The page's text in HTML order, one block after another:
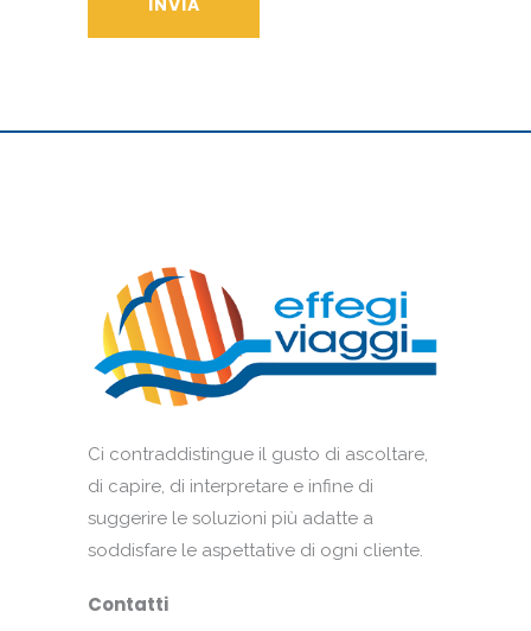
Ci contraddistingue il gusto di ascoltare,
di capire, di interpretare e infine di
suggerire le soluzioni più adatte a
soddisfare le aspettative di ogni cliente.
Contatti